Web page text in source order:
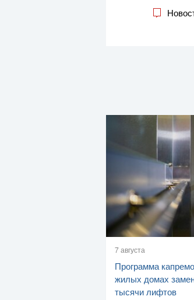
7 августа
Программа
жилых домах
тысячи лифтов